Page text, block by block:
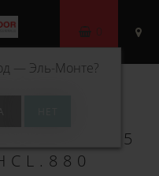
— Эль-Монте?
0
мм
ДЛИНА 55